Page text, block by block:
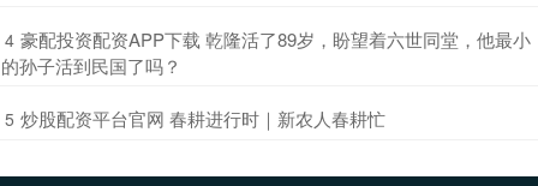
4 ​豪配投资配资APP下载 乾隆活了89岁，盼望着六世同堂，他最小
的孙子活到民国了吗？
5 ​炒股配资平台官网 春耕进行时｜新农人春耕忙